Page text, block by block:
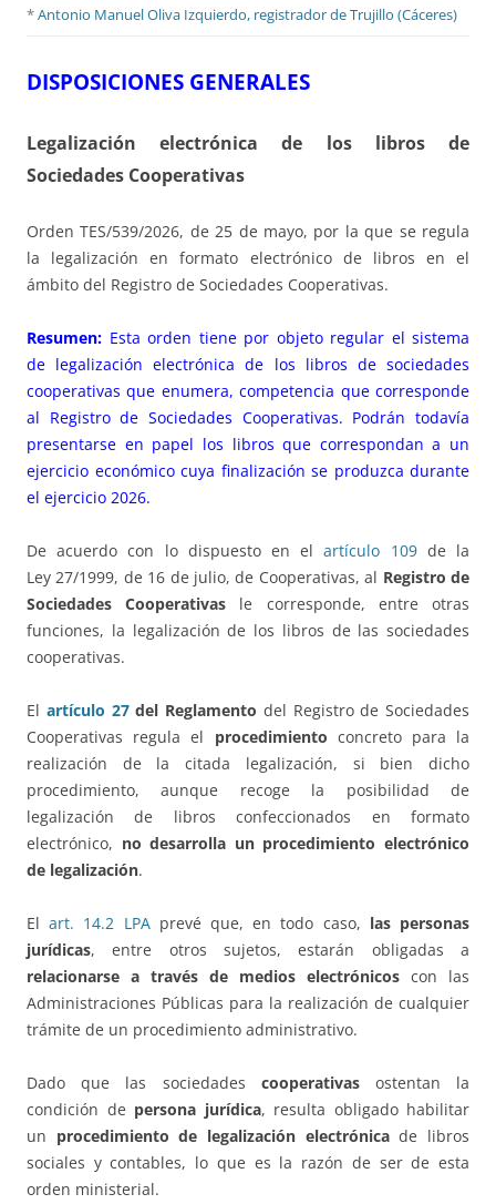
*Antonio Manuel Oliva Izquierdo, registrador de Trujillo (Cáceres)
DISPOSICIONES GENERALES
Legalización electrónica de los libros de
Sociedades Cooperativas
Orden TES/539/2026, de 25 de mayo, por la que se regula
la legalización en formato electrónico de libros en el
ámbito del Registro de Sociedades Cooperativas.
Resumen: Esta orden tiene por objeto regular el sistema
de legalización electrónica de los libros de sociedades
cooperativas que enumera, competencia que corresponde
al Registro de Sociedades Cooperativas. Podrán todavía
presentarse en papel los libros que correspondan a un
ejercicio económico cuya finalización se produzca durante
el ejercicio 2026.
De acuerdo con lo dispuesto en elartículo 109de la
Ley 27/1999, de 16 de julio, de Cooperativas, al Registro de
Sociedades Cooperativas le corresponde, entre otras
funciones, la legalización de los libros de las sociedades
cooperativas.
El artículo 27del Reglamento del Registro de Sociedades
Cooperativas regula el procedimiento concreto para la
realización de la citada legalización, si bien dicho
procedimiento, aunque recoge la posibilidad de
legalización de libros confeccionados en formato
electrónico, no desarrolla un procedimiento electrónico
de legalización.
Elart. 14.2 LPAprevé que, en todo caso, las personas
jurídicas, entre otros sujetos, estarán obligadas a
relacionarse a través de medios electrónicos con las
Administraciones Públicas para la realización de cualquier
trámite de un procedimiento administrativo.
Dado que las sociedades cooperativasostentan la
condición de persona jurídica, resulta obligado habilitar
un procedimiento de legalización electrónicade libros
sociales y contables, lo que es la razón de ser de esta
orden ministerial.